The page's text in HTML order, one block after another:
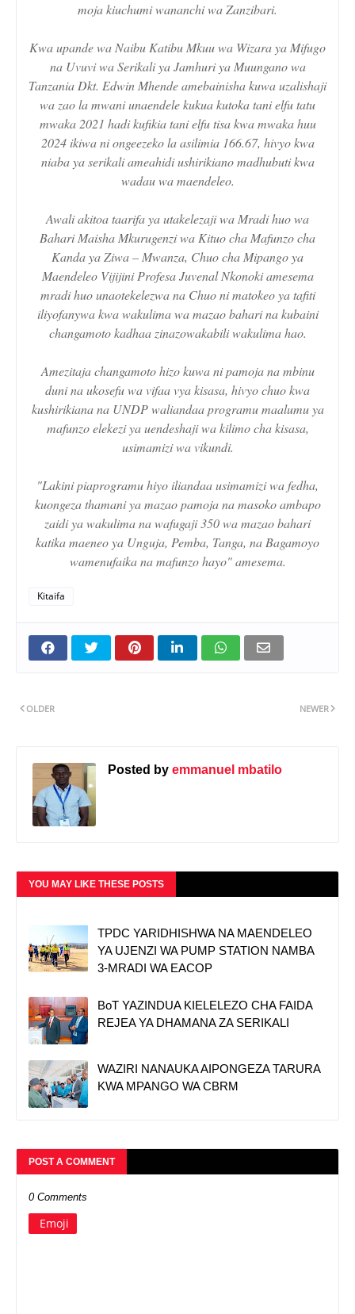
moja kiuchumi wananchi wa Zanzibari.
Kwa upande wa Naibu Katibu Mkuu wa Wizara ya Mifugo
na Uvuvi wa Serikali ya Jamhuri ya Muungano wa
Tanzania Dkt. Edwin Mhende amebainisha kuwa uzalishaji
wa zao la mwani unaendele kukua kutoka tani elfu tatu
mwaka 2021 hadi kufikia tani elfu tisa kwa mwaka huu
2024 ikiwa ni ongeezeko la asilimia 166.67, hivyo kwa
niaba ya serikali ameahidi ushirikiano madhubuti kwa
wadau wa maendeleo.
Awali akitoa taarifa ya utakelezaji wa Mradi huo wa
Bahari Maisha Mkurugenzi wa Kituo cha Mafunzo cha
Kanda ya Ziwa – Mwanza, Chuo cha Mipango ya
Maendeleo Vijijini Profesa Juvenal Nkonoki amesema
mradi huo unaotekelezwa na Chuo ni matokeo ya tafiti
iliyofanywa kwa wakulima wa mazao bahari na kubaini
changamoto kadhaa zinazowakabili wakulima hao.
Amezitaja changamoto hizo kuwa ni pamoja na mbinu
duni na ukosefu wa vifaa vya kisasa, hivyo chuo kwa
kushirikiana na UNDP waliandaa programu maalumu ya
mafunzo elekezi ya uendeshaji wa kilimo cha kisasa,
usimamizi wa vikundi.
"Lakini piaprogramu hiyo iliandaa usimamizi wa fedha,
kuongeza thamani ya mazao pamoja na masoko ambapo
zaidi ya wakulima na wafugaji 350 wa mazao bahari
katika maeneo ya Unguja, Pemba, Tanga, na Bagamoyo
wamenufaika na mafunzo hayo" amesema.
Kitaifa
NEWER
OLDER
Posted by emmanuel mbatilo
YOU MAY LIKE THESE POSTS
TPDC YARIDHISHWA NA MAENDELEO
YA UJENZI WA PUMP STATION NAMBA
3-MRADI WA EACOP
BoT YAZINDUA KIELELEZO CHA FAIDA
REJEA YA DHAMANA ZA SERIKALI
WAZIRI NANAUKA AIPONGEZA TARURA
KWA MPANGO WA CBRM
POST A COMMENT
0 Comments
Emoji